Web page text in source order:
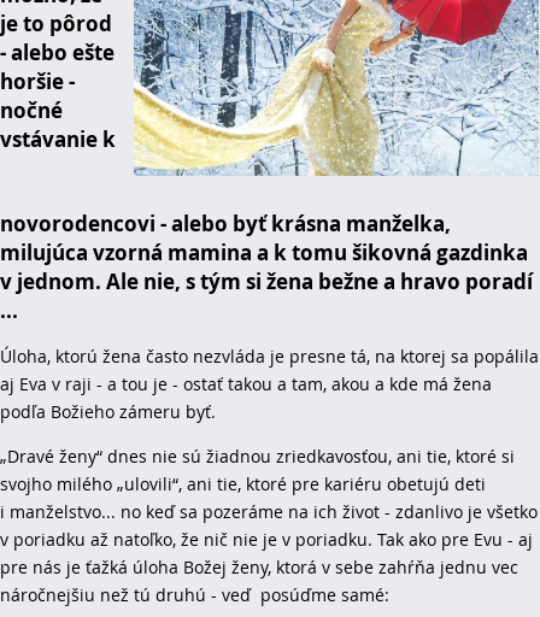
je to pôrod
- alebo ešte
horšie -
nočné
vstávanie k
novorodencovi - alebo byť krásna manželka,
milujúca vzorná mamina a k tomu šikovná gazdinka
v jednom. Ale nie, s tým si žena bežne a hravo poradí
...
Úloha, ktorú žena často nezvláda je presne tá, na ktorej sa popálila
aj Eva v raji - a tou je - ostať takou a tam, akou a kde má žena
podľa Božieho zámeru byť.
„Dravé ženy“ dnes nie sú žiadnou zriedkavosťou, ani tie, ktoré si
svojho milého „ulovili“, ani tie, ktoré pre kariéru obetujú deti
i manželstvo... no keď sa pozeráme na ich život - zdanlivo je všetko
v poriadku až natoľko, že nič nie je v poriadku. Tak ako pre Evu - aj
pre nás je ťažká úloha Božej ženy, ktorá v sebe zahŕňa jednu vec
náročnejšiu než tú druhú - veď posúďme samé: